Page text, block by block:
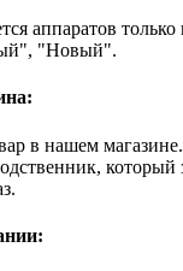
аппаратов только
"Новый".
в нашем
который